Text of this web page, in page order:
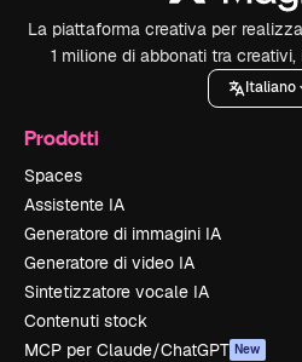
La piattaforma creativa per
1 milione di abbonati tra
Italiano
Prodotti
Spaces
Assistente IA
Generatore di immagini IA
Generatore di video IA
Sintetizzatore vocale IA
Contenuti stock
MCP per Claude/ChatGPT New